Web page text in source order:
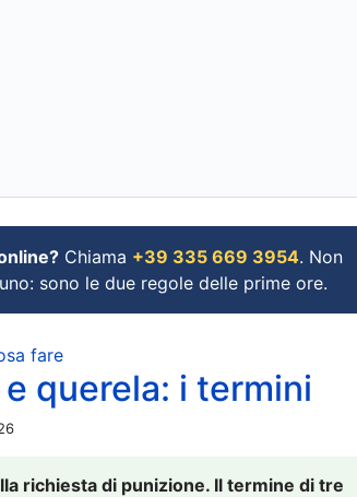
Chiama +39 335 669 3954. Non
sono le due regole delle prime ore.
fare
querela: i termini
richiesta di punizione. Il termine di tre